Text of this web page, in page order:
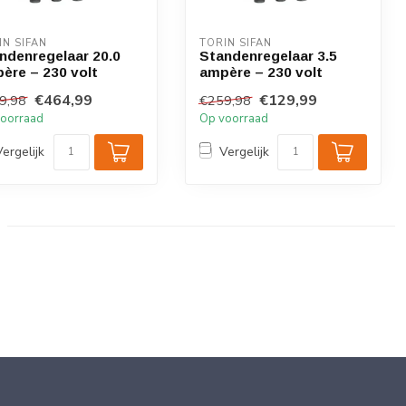
SIFAN
20.0
– 230 volt
€464,99
TORIN SIFAN
Standenregelaar 3.5
ampère – 230 volt
€259,98 €129,99
Op voorraad
Vergelijk